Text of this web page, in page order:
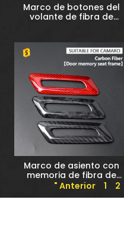
Marco de botones del
volante de fibra de
Marco de asiento con
memoria de fibra de
carbono para puerta de
" Anterior 1 2